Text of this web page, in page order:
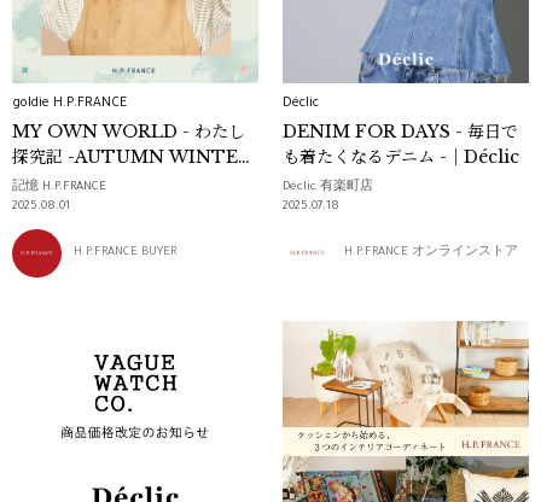
goldie H.P.FRANCE
MY OWN WORLD - わたし
探究記 -AUTUMN WINTER
2025 STYLE BOOK
記憶 H.P.FRANCE
2025.08.01
H.P.FRANCE BUYER
Déclic
DENIM FOR DAYS - 毎日で
も着たくなるデニム -｜Déclic
Déclic 有楽町店
2025.07.18
H.P.FRANCE オンラインストア